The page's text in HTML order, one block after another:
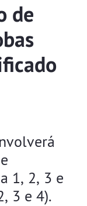
de
1, 2, 3 e
3 e 4).